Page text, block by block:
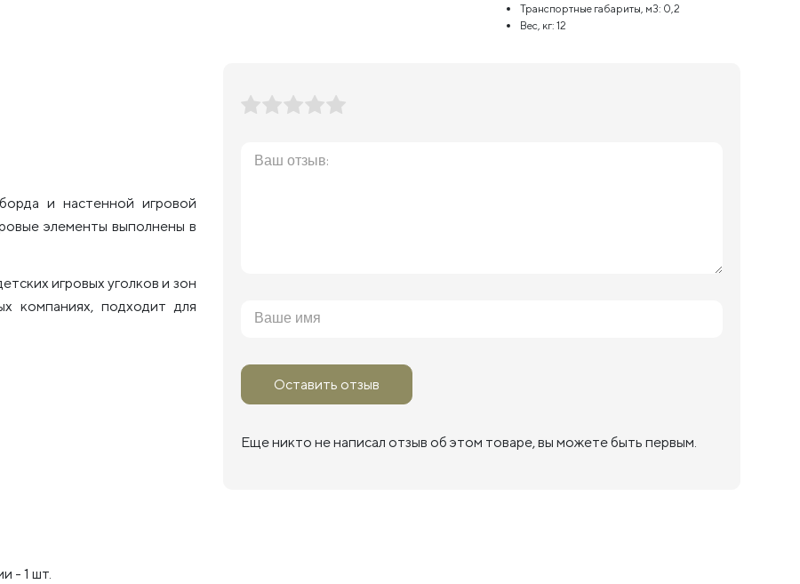
Транспортные габариты, м3: 0,2
Вес, кг: 12
и настенной игровой
элементы выполнены в
игровых уголков и зон
компаниях, подходит для
- 1 шт.
Оставить отзыв
Еще никто не написал отзыв об этом товаре, вы можете быть первым.